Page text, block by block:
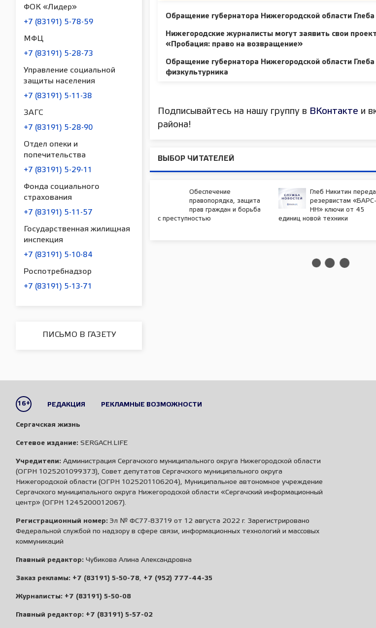
ФОК «Лидер»
+7 (83191) 5-78-59
МФЦ
+7 (83191) 5-28-73
Управление социальной
защиты населения
+7 (83191) 5-11-38
ЗАГС
+7 (83191) 5-28-90
Отдел опеки и
попечительства
+7 (83191) 5-29-11
Фонда социального
страхования
+7 (83191) 5-11-57
Государственная жилищная
инспекция
+7 (83191) 5-10-84
Роспотребнадзор
+7 (83191) 5-13-71
ПИСЬМО В ГАЗЕТУ
Обращение губернатора Нижегородской области
Нижегородские журналисты могут заявить свои
«Пробация: право на возвращение»
Обращение губернатора Нижегородской области
физкультурника
Подписывайтесь на нашу группу в ВКонтакте и
района!
ВЫБОР ЧИТАТЕЛЕЙ
Обеспечение
правопорядка, защита
прав граждан и борьба
с преступностью
Глеб Никитин
резервистам «БАРС-
НН» ключи от 45
единиц новой техники
16+ РЕДАКЦИЯ РЕКЛАМНЫЕ ВОЗМОЖНОСТИ
Сергачская жизнь
Сетевое издание: SERGACH.LIFE
Учредители: Администрация Сергачского муниципального округа Нижегородской области
(ОГРН 1025201099373), Совет депутатов Сергачского муниципального округа
Нижегородской области (ОГРН 1025201106204), Муниципальное автономное учреждение
Сергачского муниципального округа Нижегородской области «Сергачский информационный
центр» (ОГРН 1245200012067).
Регистрационный номер: Эл № ФС77-83719 от 12 августа 2022 г. Зарегистрировано
Федеральной службой по надзору в сфере связи, информационных технологий и массовых
коммуникаций
Главный редактор: Чубикова Алина Александровна
Заказ рекламы: +7 (83191) 5-50-78, +7 (952) 777-44-35
Журналисты: +7 (83191) 5-50-08
Главный редактор: +7 (83191) 5-57-02